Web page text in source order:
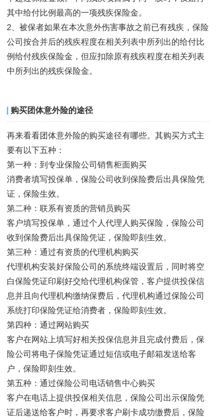
其中给付比例最高的一项残疾保险金。
2、被保者如果在本次意外伤害事故之前已有残疾，保险
公司按合并后的残疾程度在相关列表中所列出的给付比
例给付残疾保险金，但应扣除原有残疾程度在相关列表
中所列出的残疾保险金。
购买团体意外险的途径
再来看看团体意外险的购买途径有哪些。其购买方式主
要有以下五种：
第一种：到专业保险公司销售柜面购买
消费者填写投保单，保险公司收到保险费后出具保险凭
证，保险生效。
第二种：联系有资质的营销员购买
客户填写投保单，通过个人代理人购买保险，保险公司
收到保险费后出具保险凭证，保险即刻生效。
第三种：通过有资质的代理机构购买
代理机构安装好保险公司的系统终端设置后，同时将空
白保险凭证印刷好交给代理机构保管，客户提供投保信
息并且向代理机构缴纳保费后，代理机构通过保险公司
系统打印保险凭证给消费者，保险即刻生效。
第四种：通过网站购买
客户在网站上填写好相关投保信息并且完成付费后，保
险公司将电子保险凭证通过短信或电子邮箱发送给客
户，保险即刻生效。
第五种：通过保险公司电话销售中心购买
客户在电话上提供投保相关信息，保险公司出示保险凭
证后递送给客户时，再要求客户刷卡成功缴费后，保险